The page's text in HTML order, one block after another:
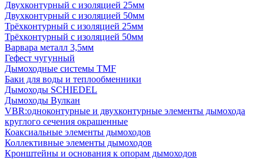
Двухконтурный с изоляцией 25мм
Двухконтурный с изоляцией 50мм
Трёхконтурный с изоляцией 25мм
Трёхконтурный с изоляцией 50мм
Варвара металл 3,5мм
Гефест чугунный
Дымоходные системы TMF
Баки для воды и теплообменники
Дымоходы SCHIEDEL
Дымоходы Вулкан
VBR:одноконтурные и двухконтурные элементы дымохода
круглого сечения окрашенные
Коаксиальные элементы дымоходов
Коллективные элементы дымоходов
Кронштейны и основания к опорам дымоходов